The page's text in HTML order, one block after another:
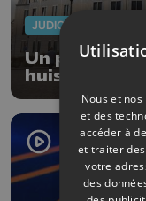
JUDICIAIRE
Un préavis
huissiers
Liège
Nous et
et des
accéder à
et traiter
votre
des